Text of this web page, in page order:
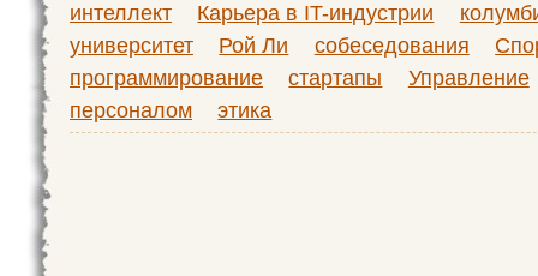
интеллект
Карьера в IT-индустрии
университет
Рой Ли собеседования
программирование
стартапы
Управление
персоналом
этика